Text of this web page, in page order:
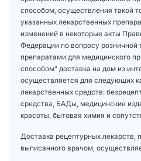
способом, осуществления такой
указанных лекарственных
изменений в некоторые акты
Федерации по вопросу розничной
препаратами для медицинского
способом" доставка на дом из
осуществляется для следующих
лекарственных средств:
средства, БАДы, медицинские
красоты, бытовая химия и
Доставка рецептурных лекарств,
выписанного врачом,